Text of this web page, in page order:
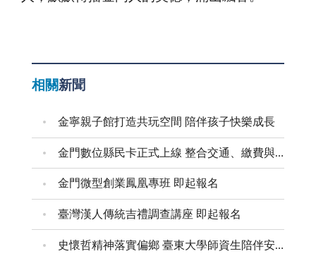
相關新聞
金寧親子館打造共玩空間 陪伴孩子快樂成長
金門數位縣民卡正式上線 整合交通、繳費與生活服務 迎接在地智慧新生活
金門微型創業鳳凰專班 即起報名
臺灣漢人傳統吉禮調查講座 即起報名
史懷哲精神落實偏鄉 臺東大學師資生陪伴安瀾學子成長